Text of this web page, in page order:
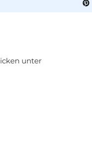
unter